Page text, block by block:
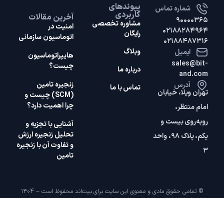
شماره تماس
۹۰۰۰۰۳۶۵
۰۲۱۸۸۲۸۴۹۶۴
۰۲۱۸۸۴۸۷۳۱۶
ایمیل
sales@bit-
and.com
آدرس
تهران ویلا، خیابان
امام منتظر،
روبه‌روی بیست و
یکم، پلاک ۹۸، واحد
۳
پیوندهای
کاربردی
مشاوره تخصصی
رایگان
وبلاگ
درباره ما
تماس با ما
آخرین مقالات
امنیت در
اتوماسیون سازمانی
هایپر‌اتوماسیون
چیست؟
زنجیره تامین
(SCM) چیست و
چرا اهمیت دارد؟
آشنایی با تجزیه و
تحلیل زنجیره ارزش
و تفاوت آن با زنجیره
تامین
© تمامی حقوق مادی و معنوی این سایت برای بیت‌اند محفوظ است – ۱۴۰4